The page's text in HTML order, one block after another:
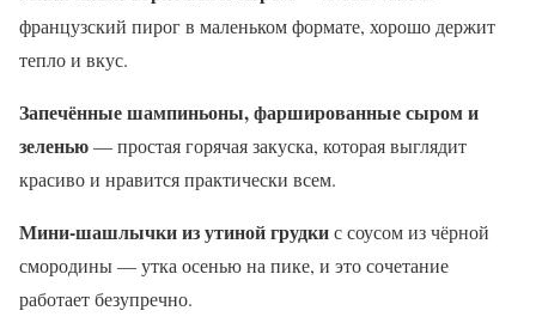
французский пирог в маленьком формате, хорошо держит
тепло и вкус.
Запечённые шампиньоны, фаршированные сыром и
зеленью— простая горячая закуска, которая выглядит
красиво и нравится практически всем.
Мини-шашлычки из утиной грудкис соусом из чёрной
смородины — утка осенью на пике, и это сочетание
работает безупречно.